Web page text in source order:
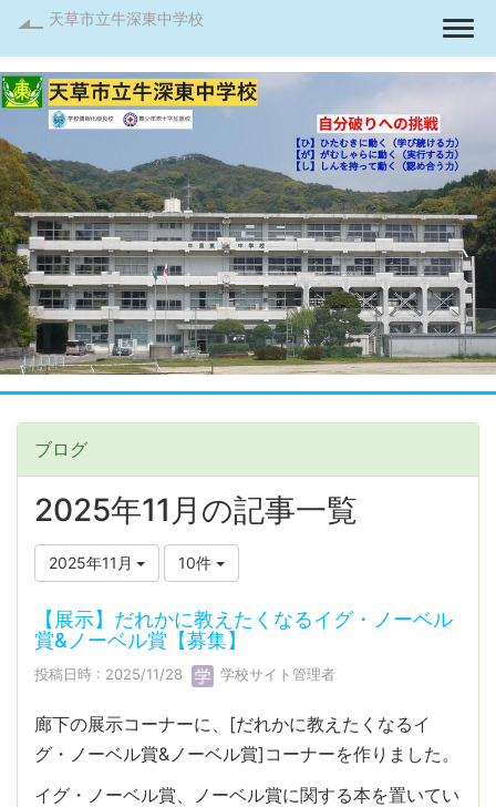
天草市立牛深東中学校
ブログ
2025年11月の記事一覧
2025年11月 10件
【展示】だれかに教えたくなるイグ・ノーベル
賞&ノーベル賞【募集】
投稿日時 : 2025/11/28 学校サイト管理者
廊下の展示コーナーに、[だれかに教えたくなるイ
グ・ノーベル賞&ノーベル賞]コーナーを作りました。
イグ・ノーベル賞、ノーベル賞に関する本を置いてい